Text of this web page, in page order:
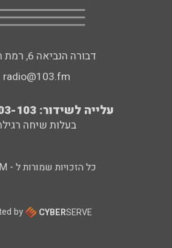
דבורה הנביאה 6, רמת השרון
radio@103.fm
עלייה לשידור: 0552-103-103
בעלות שיחה
כל הזכויות שמורות ל - 103FM
by CYBERSERVE